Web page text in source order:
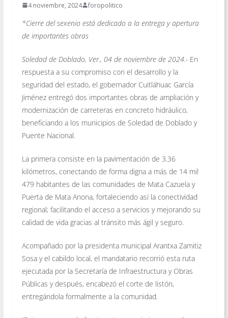
4 noviembre, 2024 foropolitico
*Cierre del sexenio está dedicado a la entrega y apertura
de importantes obras
Soledad de Doblado, Ver., 04 de noviembre de 2024.-En
respuesta a su compromiso con el desarrollo y la
seguridad del estado, el gobernador Cuitláhuac García
Jiménez entregó dos importantes obras de ampliación y
modernización de carreteras en concreto hidráulico,
beneficiando a los municipios de Soledad de Doblado y
Puente Nacional.
La primera consiste en la pavimentación de 3.36
kilómetros, conectando de forma digna a más de 14 mil
479 habitantes de las comunidades de Mata Cazuela y
Puerta de Mata Anona, fortaleciendo así la conectividad
regional; facilitando el acceso a servicios y mejorando su
calidad de vida gracias al tránsito más ágil y seguro.
Acompañado por la presidenta municipal Arantxa Zamitiz
Sosa y el cabildo local, el mandatario recorrió esta ruta
ejecutada por la Secretaría de Infraestructura y Obras
Públicas y después, encabezó el corte de listón,
entregándola formalmente a la comunidad.